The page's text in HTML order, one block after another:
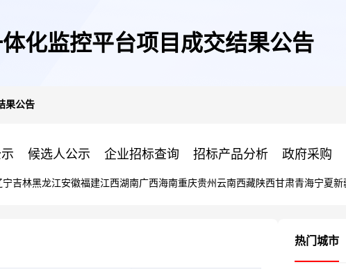
化监控平台项目成交结果公告
果公告
候选人公示 企业招标查询 招标产品分析 政府采购
宁吉林黑龙江安徽福建江西湖南广西海南重庆贵州 云南西藏陕西甘肃青海宁夏新
热门城市